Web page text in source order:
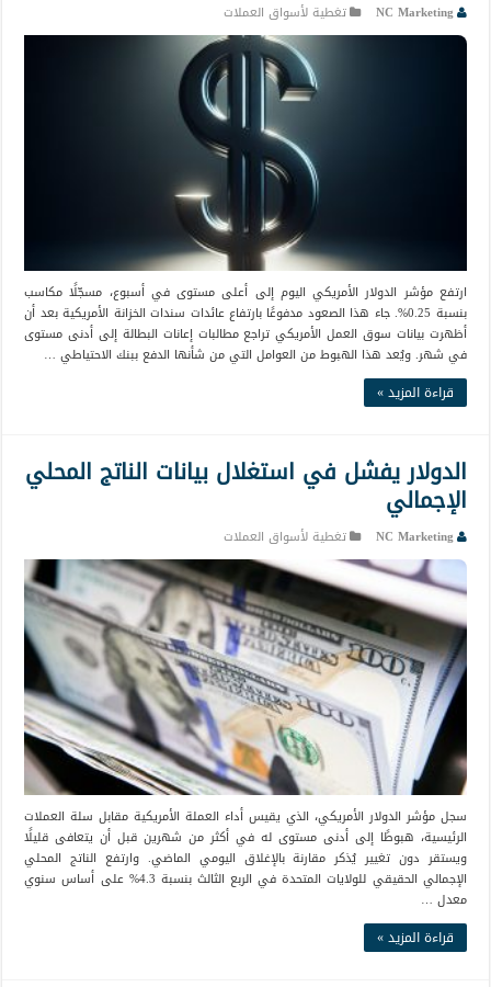
NC Marketing تغطية لأسواق العملات
ارتفع مؤشر الدولار الأمريكي اليوم إلى أعلى مستوى في أسبوع، مسجّلًا مكاسب
بنسبة 0.25%. جاء هذا الصعود مدفوعًا بارتفاع عائدات سندات الخزانة الأمريكية بعد أن
أظهرت بيانات سوق العمل الأمريكي تراجع مطالبات إعانات البطالة إلى أدنى مستوى
في شهر. ويُعد هذا الهبوط من العوامل التي من شأنها الدفع ببنك الاحتياطي …
قراءة المزيد »
الدولار يفشل في استغلال بيانات الناتج المحلي
الإجمالي
NC Marketing تغطية لأسواق العملات
سجل مؤشر الدولار الأمريكي، الذي يقيس أداء العملة الأمريكية مقابل سلة العملات
الرئيسية، هبوطًا إلى أدنى مستوى له في أكثر من شهرين قبل أن يتعافى قليلًا
ويستقر دون تغيير يُذكر مقارنة بالإغلاق اليومي الماضي. وارتفع الناتج المحلي
الإجمالي الحقيقي للولايات المتحدة في الربع الثالث بنسبة 4.3% على أساس سنوي
معدل …
قراءة المزيد »